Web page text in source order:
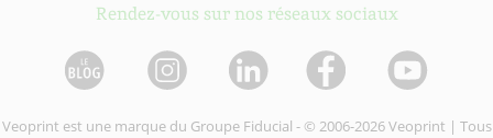
Rendez-vous sur nos réseaux sociaux
Veoprint est une marque du Groupe Fiducial - © 2006-2026 Veoprint | Tous